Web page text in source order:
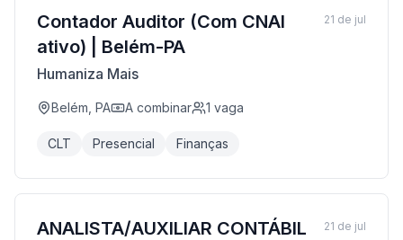
Contador Auditor (Com CNAI
ativo) | Belém-PA
Humaniza Mais
Belém, PA A combinar 1 vaga
CLT Presencial Finanças
21 de jul
ANALISTA/AUXILIAR CONTÁBIL 21 de jul